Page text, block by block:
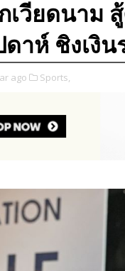
วียดนาม
าห์ ชิงเงิ
ago Sports,